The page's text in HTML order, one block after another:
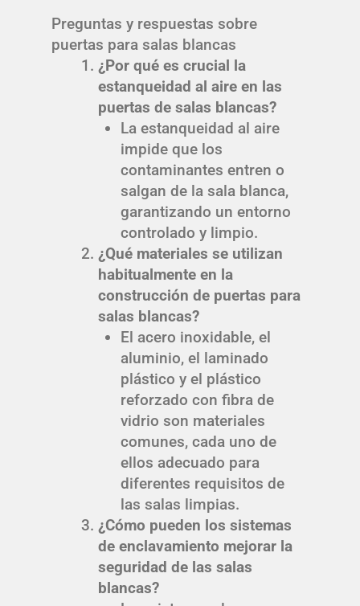
Preguntas y respuestas sobre
puertas para salas blancas
¿Por qué es crucial la
estanqueidad al aire en las
puertas de salas blancas?
La estanqueidad al aire
impide que los
contaminantes entren o
salgan de la sala blanca,
garantizando un entorno
controlado y limpio.
¿Qué materiales se utilizan
habitualmente en la
construcción de puertas para
salas blancas?
El acero inoxidable, el
aluminio, el laminado
plástico y el plástico
reforzado con fibra de
vidrio son materiales
comunes, cada uno de
ellos adecuado para
diferentes requisitos de
las salas limpias.
¿Cómo pueden los sistemas
de enclavamiento mejorar la
seguridad de las salas
blancas?